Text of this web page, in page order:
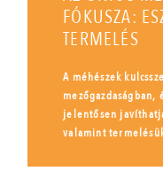
FÓKUSZA:
TERMELÉS
A méhészek
jelentősen
valamint